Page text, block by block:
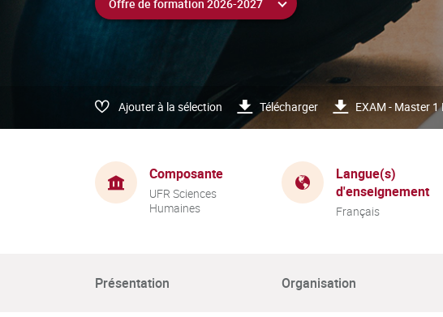
Ajouter à la sélection Télécharger EXAM - Master
Composante
UFR Sciences
Humaines
Langue(s)
d'enseignement
Français
Présentation Organisation